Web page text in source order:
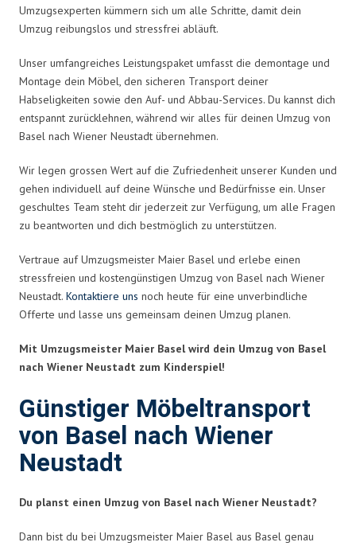
Umzugsexperten kümmern sich um alle Schritte, damit dein
Umzug reibungslos und stressfrei abläuft.
Unser umfangreiches Leistungspaket umfasst die demontage und
Montage dein Möbel, den sicheren Transport deiner
Habseligkeiten sowie den Auf- und Abbau-Services. Du kannst dich
entspannt zurücklehnen, während wir alles für deinen Umzug von
Basel nach Wiener Neustadt übernehmen.
Wir legen grossen Wert auf die Zufriedenheit unserer Kunden und
gehen individuell auf deine Wünsche und Bedürfnisse ein. Unser
geschultes Team steht dir jederzeit zur Verfügung, um alle Fragen
zu beantworten und dich bestmöglich zu unterstützen.
Vertraue auf Umzugsmeister Maier Basel und erlebe einen
stressfreien und kostengünstigen Umzug von Basel nach Wiener
Neustadt. Kontaktiere uns noch heute für eine unverbindliche
Offerte und lasse uns gemeinsam deinen Umzug planen.
Mit Umzugsmeister Maier Basel wird dein Umzug von Basel
nach Wiener Neustadt zum Kinderspiel!
Günstiger Möbeltransport
von Basel nach Wiener
Neustadt
Du planst einen Umzug von Basel nach Wiener Neustadt?
Dann bist du bei Umzugsmeister Maier Basel aus Basel genau